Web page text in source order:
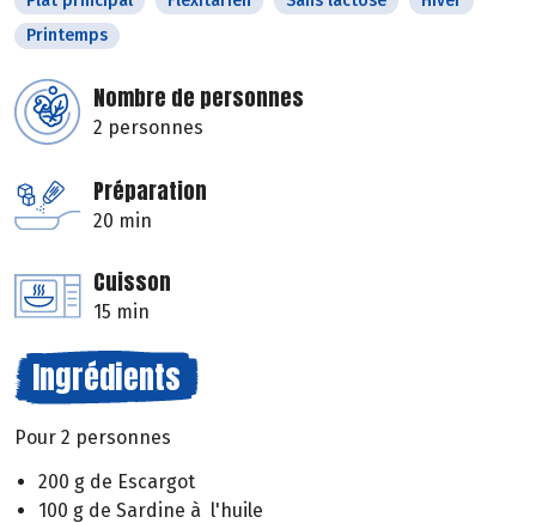
Printemps
Nombre de personnes
2 personnes
Préparation
20 min
Cuisson
15 min
Ingrédients
Pour 2 personnes
200 g de Escargot
100 g de Sardine à l'huile